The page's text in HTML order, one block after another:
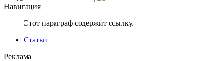
Навигация
Этот параграф содержит ссылку.
Статьи
Реклама